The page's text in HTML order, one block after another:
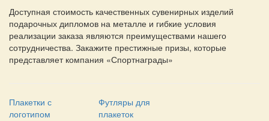
Доступная стоимость качественных сувенирных изделий
подарочных дипломов на металле и гибкие условия
реализации заказа являются преимуществами нашего
сотрудничества. Закажите престижные призы, которые
представляет компания «Спортнаграды»
Плакетки с
логотипом
Футляры для
плакеток